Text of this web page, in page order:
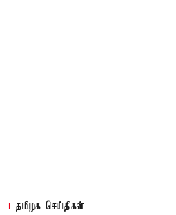
தமிழக செய்திகள்